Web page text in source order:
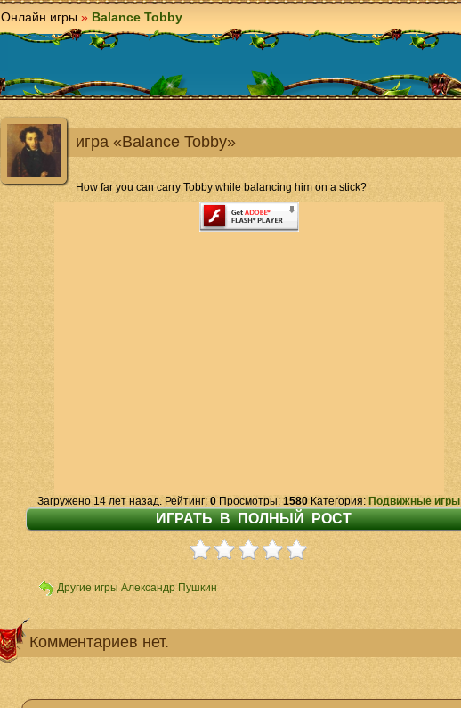
Онлайн игры » Balance Tobby
игра «Balance Tobby»
How far you can carry Tobby while balancing him on a stick?
Загружено 14 лет назад. Рейтинг: 0 Просмотры: 1580 Категория: Подвижные игры
Другие игры Александр Пушкин
Комментариев нет.